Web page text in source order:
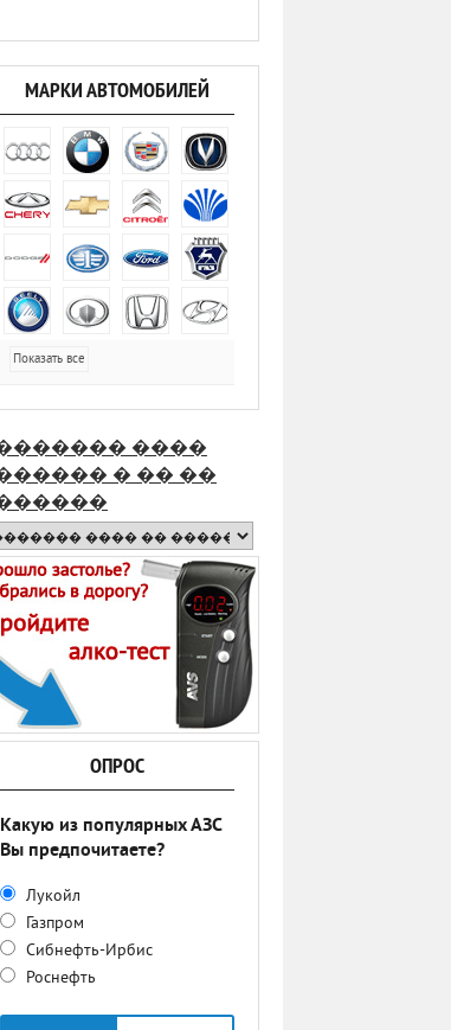
МАРКИ АВТОМОБИЛЕЙ
Показать все
ОПРОС
Какую из популярных АЗС
Вы предпочитаете?
Лукойл
Газпром
Сибнефть-Ирбис
Роснефть